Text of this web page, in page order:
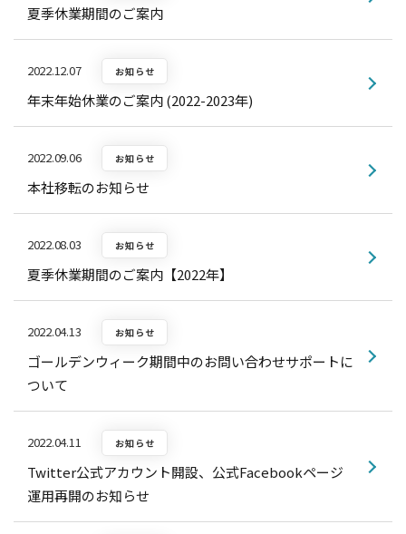
夏季休業期間のご案内
2022.12.07 お知らせ
年末年始休業のご案内 (2022-2023年)
2022.09.06 お知らせ
本社移転のお知らせ
2022.08.03 お知らせ
夏季休業期間のご案内【2022年】
2022.04.13 お知らせ
ゴールデンウィーク期間中のお問い合わせサポートに
ついて
2022.04.11 お知らせ
Twitter公式アカウント開設、公式Facebookページ
運用再開のお知らせ